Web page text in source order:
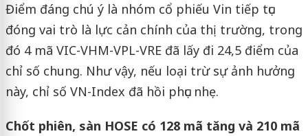
Điểm đáng chú ý là nhóm cổ phiếu Vin tiếp tục
đóng vai trò là lực cản chính của thị trường, trong
đó 4 mã VIC-VHM-VPL-VRE đã lấy đi 24,5 điểm của
chỉ số chung. Như vậy, nếu loại trừ sự ảnh hưởng
này, chỉ số VN-Index đã hồi phục nhẹ.
Chốt phiên, sàn HOSE có 128 mã tăng và 210 mã